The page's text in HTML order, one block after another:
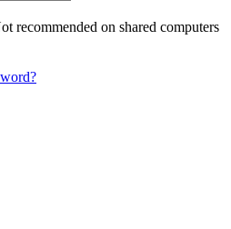
recommended on shared computers